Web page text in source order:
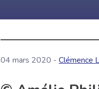
04 mars 2020 - Clémence